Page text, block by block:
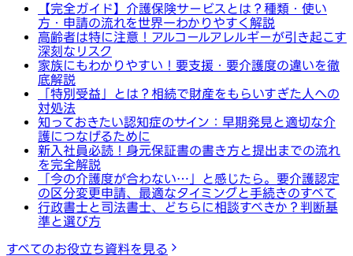
【完全ガイド】介護保険サービスとは？種類・使い
方・申請の流れを世界一わかりやすく解説
高齢者は特に注意！アルコールアレルギーが引き起こす
深刻なリスク
家族にもわかりやすい！要支援・要介護度の違いを徹
底解説
「特別受益」とは？相続で財産をもらいすぎた人への
対処法
知っておきたい認知症のサイン：早期発見と適切な介
護につなげるために
新入社員必読！身元保証書の書き方と提出までの流れ
を完全解説
「今の介護度が合わない…」と感じたら。要介護認定
の区分変更申請、最適なタイミングと手続きのすべて
行政書士と司法書士、どちらに相談すべきか？判断基
準と選び方
すべてのお役立ち資料を見る